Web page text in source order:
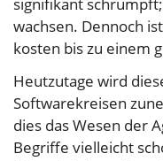
signifikant
wachsen. Dennoch
kosten bis zu einem
Heutzutage wird
Softwarekreisen
dies das Wesen der
Begriffe vielleicht